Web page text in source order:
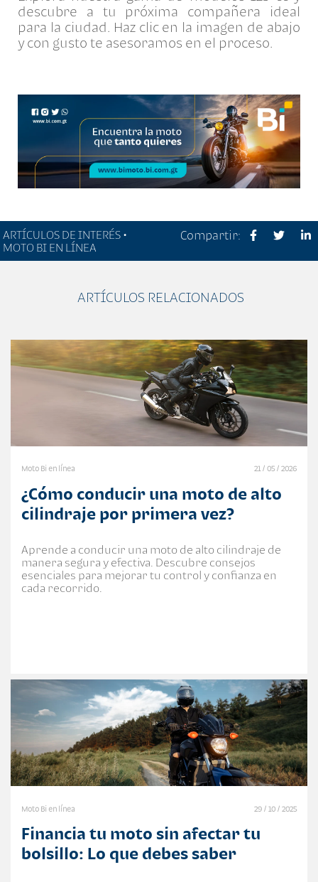
descubre a tu próxima compañera ideal
para la ciudad. Haz clic en la imagen de abajo
y con gusto te asesoramos en el proceso.
ARTÍCULOS DE INTERÉS •
MOTO BI EN LÍNEA
Compartir:
ARTÍCULOS RELACIONADOS
Moto Bi en línea 21 / 05 / 2026
¿Cómo conducir una moto de alto
cilindraje por primera vez?
Aprende a conducir una moto de alto cilindraje de
manera segura y efectiva. Descubre consejos
esenciales para mejorar tu control y confianza en
cada recorrido.
Moto Bi en línea 29 / 10 / 2025
Financia tu moto sin afectar tu
bolsillo: Lo que debes saber